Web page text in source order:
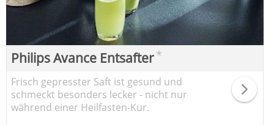
Philips Avance Entsafter*
Frisch gepresster Saft ist gesund und
schmeckt besonders lecker - nicht nur
während einer Heilfasten-Kur.